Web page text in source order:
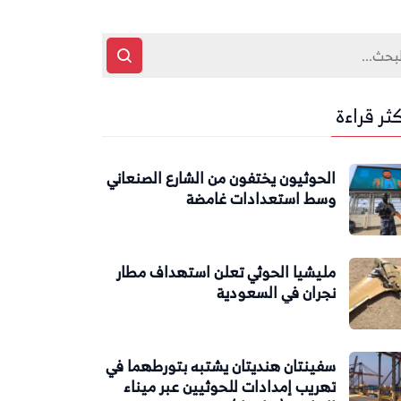
قراءة
الحوثيون يختفون من الشارع الصنعاني
وسط استعدادات غامضة
مليشيا الحوثي تعلن استهداف مطار
نجران في السعودية
سفينتان هنديتان يشتبه بتورطهما في
تهريب إمدادات للحوثيين عبر ميناء